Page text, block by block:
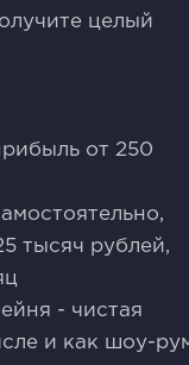
целый
от 250
тысяч рублей,
- чистая
и как шоу-